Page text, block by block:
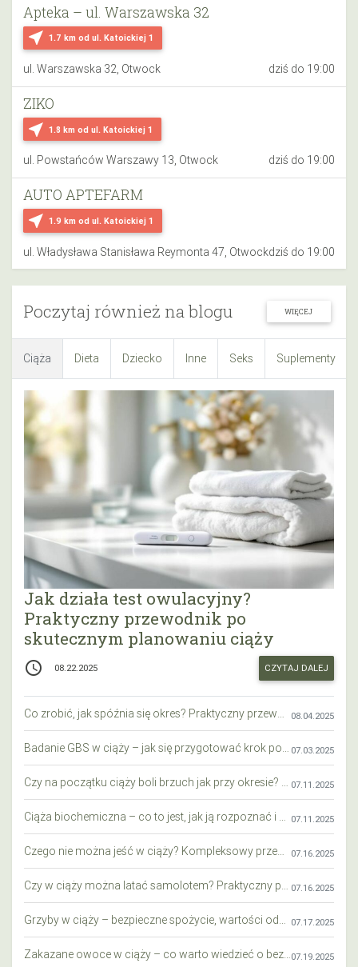
near_me 1.7 km od ul. Katoickiej 1
Apteka – ul. Warszawska 32
ul. Warszawska 32, Otwock dziś do 19:00
near_me 1.8 km od ul. Katoickiej 1
ZIKO
ul. Powstańców Warszawy 13, Otwock dziś do 19:00
near_me 1.9 km od ul. Katoickiej 1
AUTO APTEFARM
ul. Władysława Stanisława Reymonta 47, Otwockdziś do 19:00
Poczytaj również na blogu WIĘCEJ
Ciąża Dieta Dziecko Inne Seks Suplementy
Jak działa test owulacyjny?
Praktyczny przewodnik po
skutecznym planowaniu ciąży
access_time 08.22.2025 CZYTAJ DALEJ
08.04.2025
07.03.2025
07.11.2025
07.11.2025
07.16.2025
07.16.2025
07.17.2025
07.19.2025